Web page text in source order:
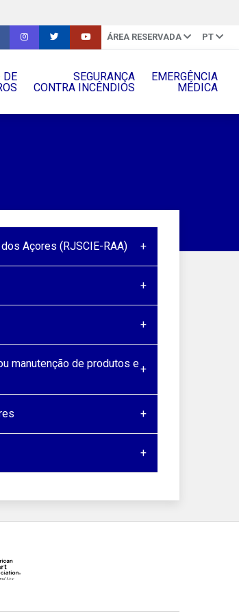
ÁREA RESERVADA PT
DE
SEGURANÇA
CONTRA INCÊNDIOS
EMERGÊNCIA
MÉDICA
Açores (RJSCIE-RAA)
manutenção de produtos e